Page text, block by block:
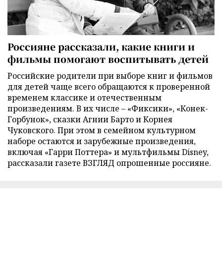
Россияне рассказали, какие книги и
фильмы помогают воспитывать детей
Российские родители при выборе книг и фильмов
для детей чаще всего обращаются к проверенной
временем классике и отечественным
произведениям. В их числе – «Фиксики», «Конек-
Горбунок», сказки Агнии Барто и Корнея
Чуковского. При этом в семейном культурном
наборе остаются и зарубежные произведения,
включая «Гарри Поттера» и мультфильмы Disney,
рассказали газете ВЗГЛЯД опрошенные россияне.